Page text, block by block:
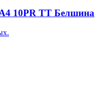
10PR TT Белшина